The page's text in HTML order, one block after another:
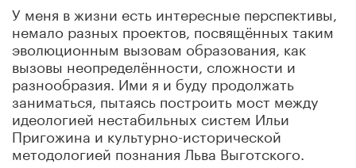
У меня в жизни есть интересные перспективы,
немало разных проектов, посвящённых таким
эволюционным вызовам образования, как
вызовы неопределённости, сложности и
разнообразия. Ими я и буду продолжать
заниматься, пытаясь построить мост между
идеологией нестабильных систем Ильи
Пригожина и культурно-исторической
методологией познания Льва Выготского.